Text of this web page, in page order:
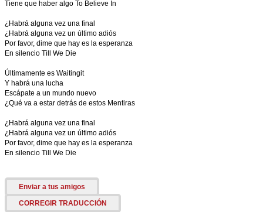
Tiene que haber algo To Believe In
¿Habrá alguna vez una final
¿Habrá alguna vez un último adiós
Por favor, dime que hay es la esperanza
En silencio Till We Die
Últimamente es Waitingit
Y habrá una lucha
Escápate a un mundo nuevo
¿Qué va a estar detrás de estos Mentiras
¿Habrá alguna vez una final
¿Habrá alguna vez un último adiós
Por favor, dime que hay es la esperanza
En silencio Till We Die
Enviar a tus amigos
CORREGIR TRADUCCIÓN